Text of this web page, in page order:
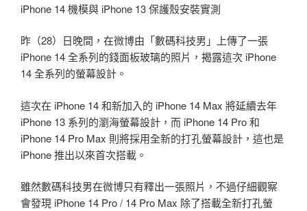
iPhone 14 機模與 iPhone 13 保護殼安裝實測
昨（28）日晚間，在微博由「數碼科技男」上傳了一張
iPhone 14 全系列的錢面板玻璃的照片，揭露這次 iPhone
14 全系列的螢幕設計。
這次在 iPhone 14 和新加入的 iPhone 14 Max 將延續去年
iPhone 13 系列的瀏海螢幕設計，而 iPhone 14 Pro 和
iPhone 14 Pro Max 則將採用全新的打孔螢幕設計，這也是
iPhone 推出以來首次搭載。
雖然數碼科技男在微博只有釋出一張照片，不過仔細觀察
會發現 iPhone 14 Pro / 14 Pro Max 除了搭載全新打孔螢